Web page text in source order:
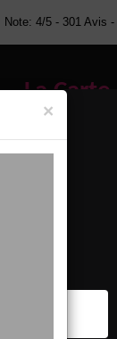
Note: 4/5 - 301 Avis -
La Carte
×